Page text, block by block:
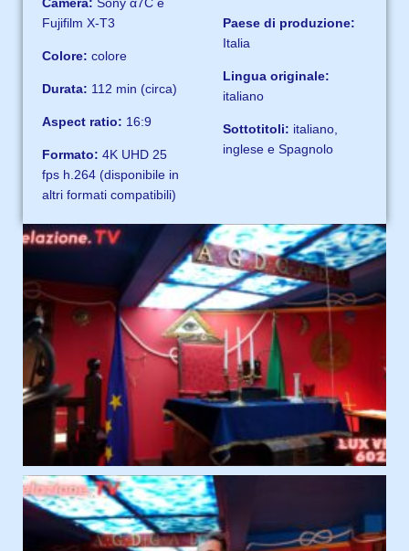
Fujifilm X-T3
Colore: colore
Durata: 112 min (circa)
Aspect ratio: 16:9
Formato: 4K UHD 25
fps h.264 (disponibile in
altri formati compatibili)
Paese di produzione:
Italia
Lingua originale:
italiano
Sottotitoli: italiano,
inglese e Spagnolo